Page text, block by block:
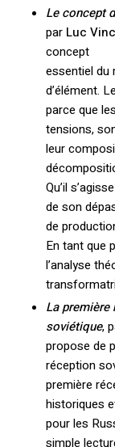
Le concept
par Luc
concept
essentiel du
d’élément.
parce que
tensions,
leur
Qu’il
de son
de
En tant que
l’analyse
La première
soviétique,
propose de
réception
première
historiques
pour les
simple